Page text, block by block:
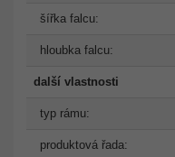
šířka falcu:
hloubka falcu:
další vlastnosti
typ rámu:
produktová řada: